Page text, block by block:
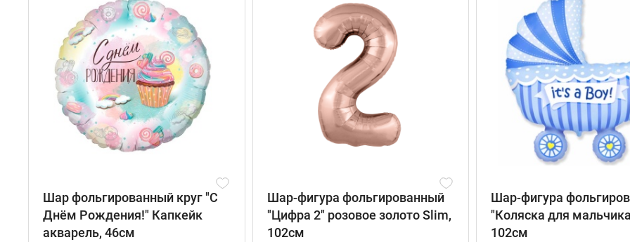
Шар фольгированный круг "С
Днём Рождения!" Капкейк
акварель, 46см
Шар-фигура фольгированный
"Цифра 2" розовое золото Slim,
102см
Шар-фигура
"Коляска для
102см